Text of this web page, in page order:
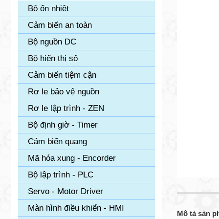
Mô tả sản
Bộ ổn nhiệt
Cảm biến an toàn
Bộ nguồn DC
Bộ hiển thị số
Cảm biến tiệm cận
Rơ le bảo vệ nguồn
Rơ le lập trình - ZEN
Bộ định giờ - Timer
Cảm biến quang
Mã hóa xung - Encorder
Bộ lập trình - PLC
Servo - Motor Driver
Màn hình điều khiển - HMI